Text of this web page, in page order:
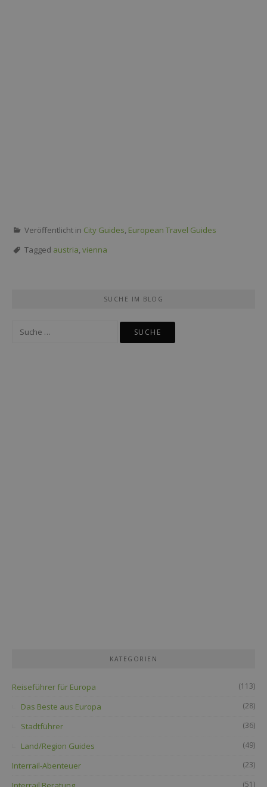
Veröffentlicht in City Guides, European Travel Guides
Tagged austria, vienna
SUCHE IM BLOG
Suche
KATEGORIEN
Reiseführer für Europa (113)
Das Beste aus Europa (28)
Stadtführer (36)
Land/Region Guides (49)
Interrail-Abenteuer (23)
(51)